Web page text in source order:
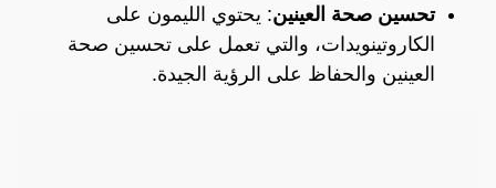
تحسين صحة العينين: يحتوي الليمون على
الكاروتينويدات، والتي تعمل على تحسين صحة
العينين والحفاظ على الرؤية الجيدة.